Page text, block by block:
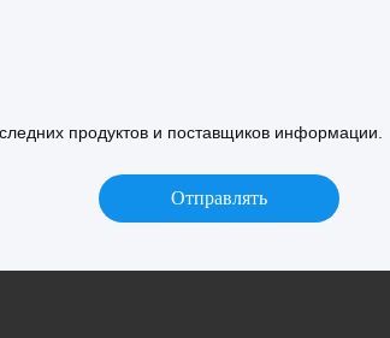
продуктов и поставщиков информации.